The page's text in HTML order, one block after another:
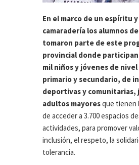
En el marco de un espíritu
camaradería los alumnos de
tomaron parte de este
provincial donde participan
mil niños y jóvenes de
primario y secundario, de
deportivas y comunitarias,
adultos mayoresque tienen
de acceder a 3.700 espacios
actividades, para promover
inclusión, el respeto, la
tolerancia.